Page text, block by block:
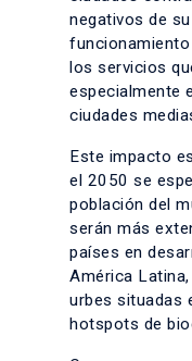
negativos de
los servicios
especialmente
ciudades
Este impacto
el 2050 se
población del
serán más
países en
América
urbes situadas
hotspots de